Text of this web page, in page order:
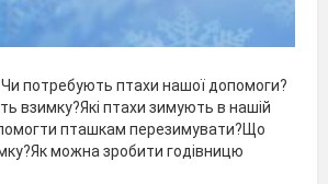
потребують птахи нашої допомоги?
взимку?Які птахи зимують в нашій
пташкам перезимувати?Що
можна зробити годівницю